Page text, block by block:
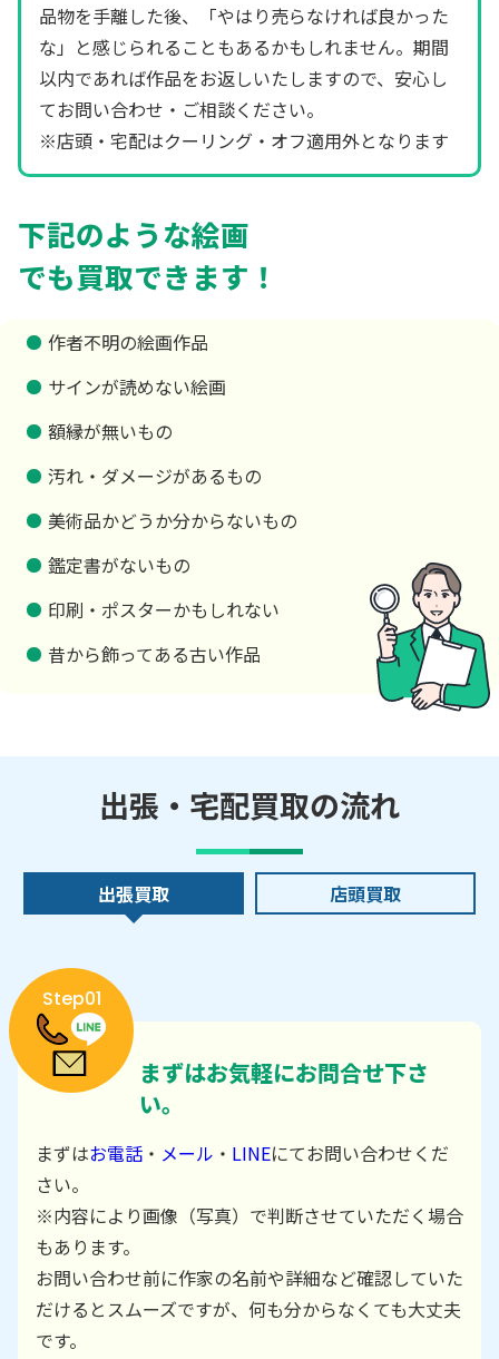
品物を手離した後、「やはり売らなければ良かった
な」と感じられることもあるかもしれません。期間
以内であれば作品をお返しいたしますので、安心し
てお問い合わせ・ご相談ください。
※店頭・宅配はクーリング・オフ適用外となります
下記のような絵画
でも買取できます！
作者不明の絵画作品
サインが読めない絵画
額縁が無いもの
汚れ・ダメージがあるもの
美術品かどうか分からないもの
鑑定書がないもの
印刷・ポスターかもしれない
昔から飾ってある古い作品
出張・宅配買取の流れ
出張買取 店頭買取
Step01
まずはお気軽にお問合せ下さ
い。
まずはお電話 ・ メール ・ LINEにてお問い合わせくだ
さい。
※内容により画像（写真）で判断させていただく場合
もあります。
お問い合わせ前に作家の名前や詳細など確認していた
だけるとスムーズですが、何も分からなくても大丈夫
です。